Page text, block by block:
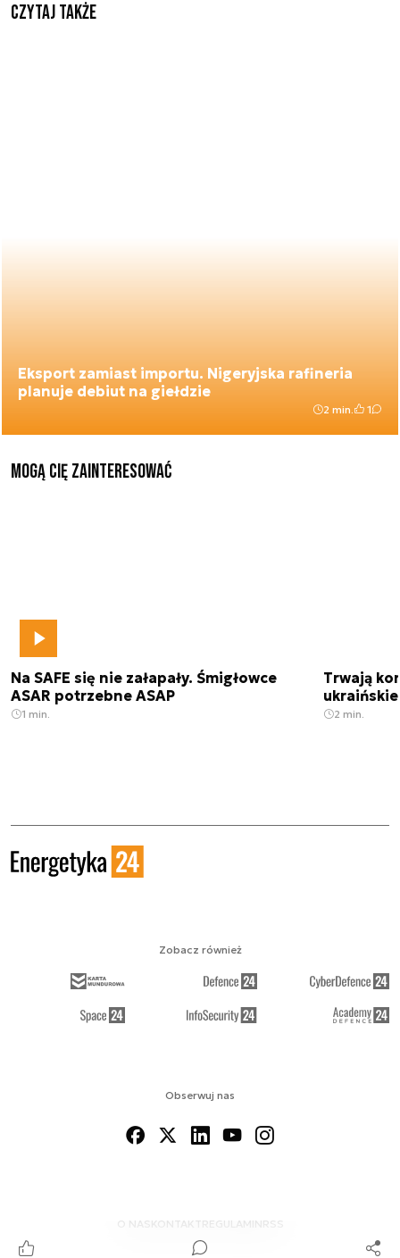
Czytaj także
Eksport zamiast importu. Nigeryjska rafineria
planuje debiut na giełdzie
2 min. 1
Mogą Cię zainteresować
Na SAFE się nie załapały. Śmigłowce
ASAR potrzebne ASAP
1 min.
Trwają
2 min.
Obserwuj nas
O NAS KONTAKTREGULAMINRSS
Zobacz również